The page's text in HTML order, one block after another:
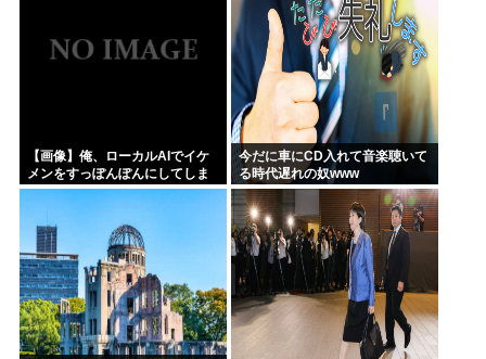
【画像】俺、ローカルAIでイケ
メンをすっぽんぽんにしてしま
うwww
今だに車にCD入れて音楽聴いて
る時代遅れの奴www